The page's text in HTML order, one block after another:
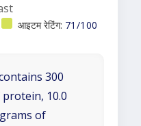
आइटम रेटिंग: 71/100
300
10.0
of